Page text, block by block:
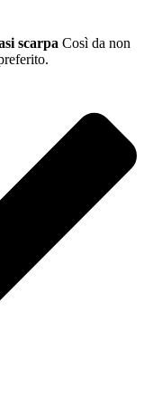
scarpa Così da non